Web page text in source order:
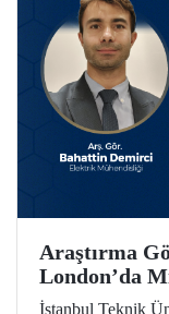
Araştırma
London’da
Çalışacak
İstanbul Teknik